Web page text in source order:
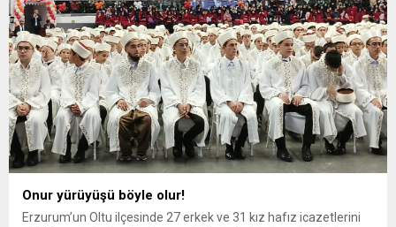
Başkanı Fatih Erbakan, Anadolu’da devam ettirdiği...
Onur yürüyüşü böyle olur!
Erzurum’un Oltu ilçesinde 27 erkek ve 31 kız hafız icazetlerini